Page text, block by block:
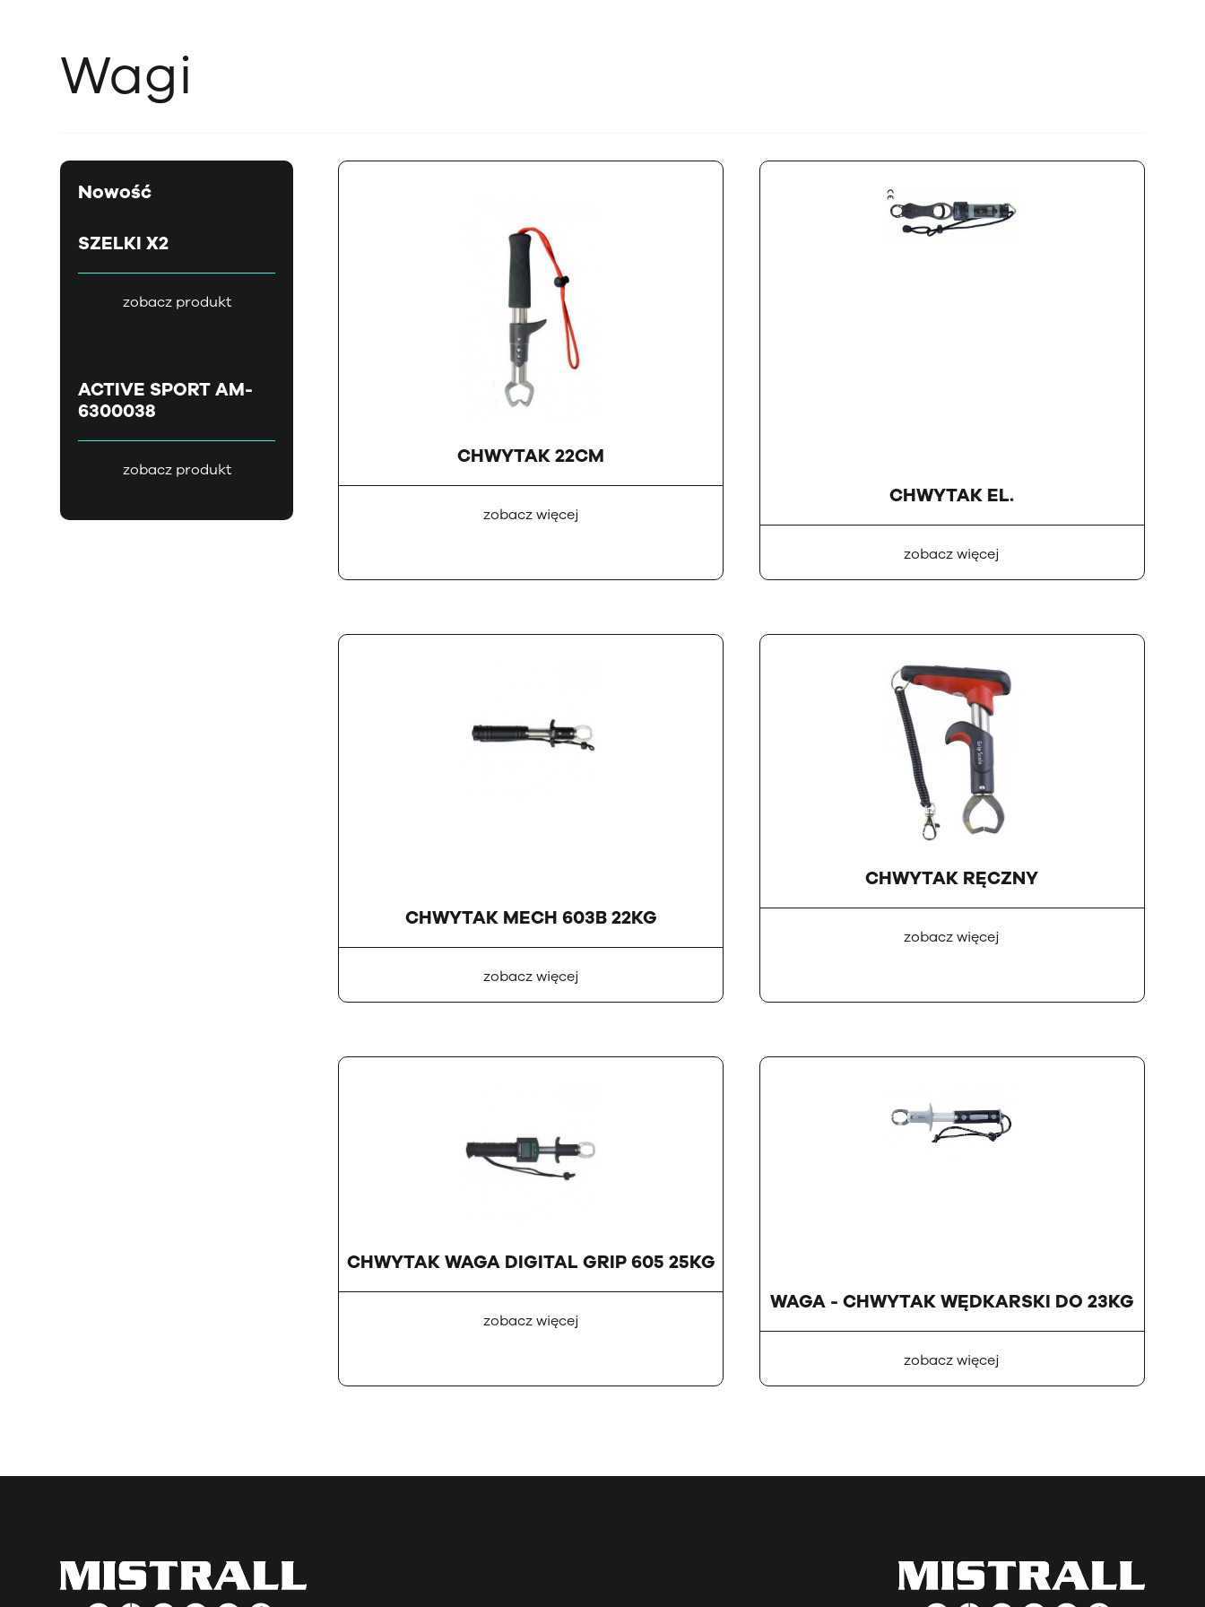
Wagi
CHWYTAK 22CM
zobacz więcej
CHWYTAK EL.
zobacz więcej
CHWYTAK MECH 603B 22KG
zobacz więcej
CHWYTAK RĘCZNY
zobacz więcej
CHWYTAK WAGA DIGITAL GRIP 605 25KG
zobacz więcej
WAGA - CHWYTAK WĘDKARSKI DO 23KG
zobacz więcej
Nowość
SZELKI X2
zobacz produkt
ACTIVE SPORT AM-
6300038
zobacz produkt